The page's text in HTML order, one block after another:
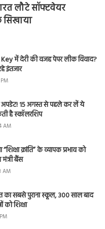
लौटे सॉफ्टवेयर
में देरी की वजह पेपर लीक विवाद?
इंतजार
अपडेट! 15 अगस्त से पहले कर लें ये
है स्कॉलरशिप
AM
क्रांति” के व्यापक प्रभाव को
मंत्री बैंस
AM
का सबसे पुराना स्कूल, 300 साल बाद
को शिक्षा